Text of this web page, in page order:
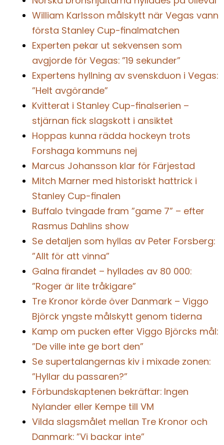
William Karlsson målskytt när Vegas vann
första Stanley Cup-finalmatchen
Experten pekar ut sekvensen som
avgjorde för Vegas: ”19 sekunder”
Expertens hyllning av svenskduon i Vegas:
”Helt avgörande”
Kvitterat i Stanley Cup-finalserien –
stjärnan fick slagskott i ansiktet
Hoppas kunna rädda hockeyn trots
Forshaga kommuns nej
Marcus Johansson klar för Färjestad
Mitch Marner med historiskt hattrick i
Stanley Cup-finalen
Buffalo tvingade fram ”game 7” – efter
Rasmus Dahlins show
Se detaljen som hyllas av Peter Forsberg:
”Allt för att vinna”
Galna firandet – hyllades av 80 000:
”Roger är lite tråkigare”
Tre Kronor körde över Danmark – Viggo
Björck yngste målskytt genom tiderna
Kamp om pucken efter Viggo Björcks mål:
”De ville inte ge bort den”
Se supertalangernas kiv i mixade zonen:
”Hyllar du passaren?”
Förbundskaptenen bekräftar: Ingen
Nylander eller Kempe till VM
Vilda slagsmålet mellan Tre Kronor och
Danmark: ”Vi backar inte”